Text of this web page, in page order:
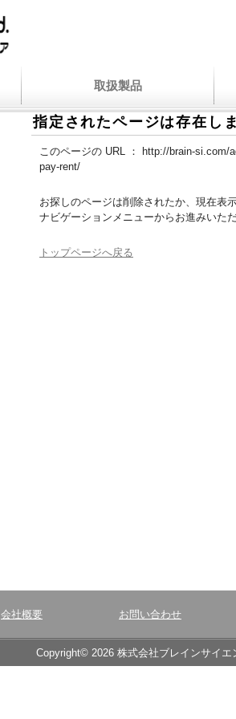
取扱製品
指定されたページは存在し
このページの URL ：
http://brain-si.com/
pay-rent/
お探しのページは削除されたか、現在表
ナビゲーションメニューからお進みいた
トップページへ戻る
会社概要 お問い合わせ
Copyright© 2026 株式会社ブレインサイ